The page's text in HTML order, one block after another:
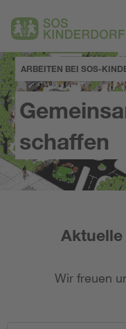
ARBEITEN BEI SOS-
schaffen
Wir freuen